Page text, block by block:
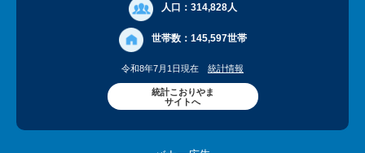
人口： 314,828人
世帯数： 145,597世帯
令和8年7月1日現在 統計情報
統計こおりやま
サイトへ